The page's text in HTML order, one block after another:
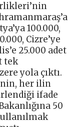
100.000,
Cizre’ye
25.000 adet
tek
yola çıktı.
her ilin
ifade
50